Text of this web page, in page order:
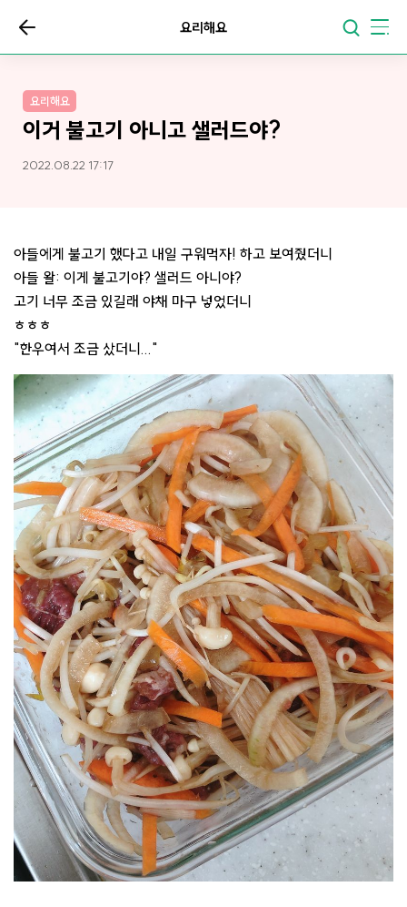
요리해요
요리해요
이거 불고기 아니고 샐러드야?
2022.08.22 17:17
아들에게 불고기 했다고 내일 구워먹자! 하고 보여줬더니
아들 왈: 이게 불고기야? 샐러드 아니야?
고기 너무 조금 있길래 야채 마구 넣었더니
ㅎㅎㅎ
"한우여서 조금 샀더니..."